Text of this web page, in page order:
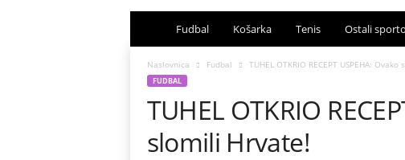
p
o
r
Fudbal Košarka Tenis Ostali
Naslovnica Fudbal TUHEL OTKRIO RECEPT USPEHA:
FUDBAL
TUHEL OTKRIO
slomili Hrvate!